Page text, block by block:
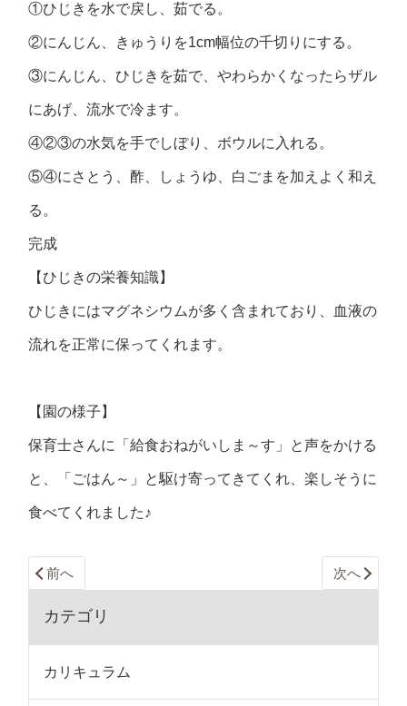
①ひじきを水で戻し、茹でる。
②にんじん、きゅうりを1cm幅位の千切りにする。
③にんじん、ひじきを茹で、やわらかくなったらザル
にあげ、流水で冷ます。
④②③の水気を手でしぼり、ボウルに入れる。
⑤④にさとう、酢、しょうゆ、白ごまを加えよく和え
る。
完成
【ひじきの栄養知識】
ひじきにはマグネシウムが多く含まれており、血液の
流れを正常に保ってくれます。
【園の様子】
保育士さんに「給食おねがいしま～す」と声をかける
と、「ごはん～」と駆け寄ってきてくれ、楽しそうに
食べてくれました♪
前へ 次へ
カテゴリ
カリキュラム